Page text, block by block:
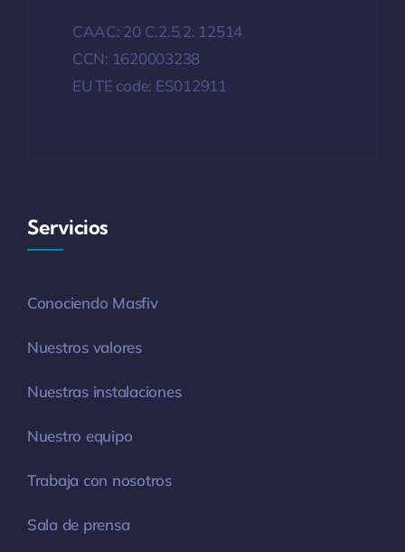
CAAC: 20 C.2.5.2. 12514
CCN: 1620003238
EU TE code: ES012911
Servicios
Conociendo Masfiv
Nuestros valores
Nuestras instalaciones
Nuestro equipo
Trabaja con nosotros
Sala de prensa